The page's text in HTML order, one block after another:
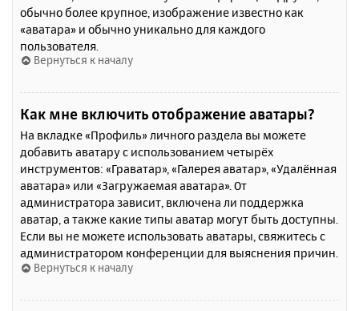
обычно более крупное, изображение известно как
«аватара» и обычно уникально для каждого
пользователя.
Вернуться к началу
Как мне включить отображение аватары?
На вкладке «Профиль» личного раздела вы можете
добавить аватару с использованием четырёх
инструментов: «Граватар», «Галерея аватар», «Удалённая
аватара» или «Загружаемая аватара». От
администратора зависит, включена ли поддержка
аватар, а также какие типы аватар могут быть доступны.
Если вы не можете использовать аватары, свяжитесь с
администратором конференции для выяснения причин.
Вернуться к началу